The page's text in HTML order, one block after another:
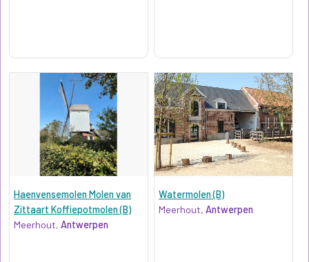
Haenvensemolen Molen van
Zittaart Koffiepotmolen (B)
Meerhout, Antwerpen
Watermolen (B)
Meerhout,Antwerpen